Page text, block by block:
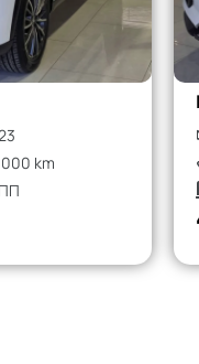
136,000 km